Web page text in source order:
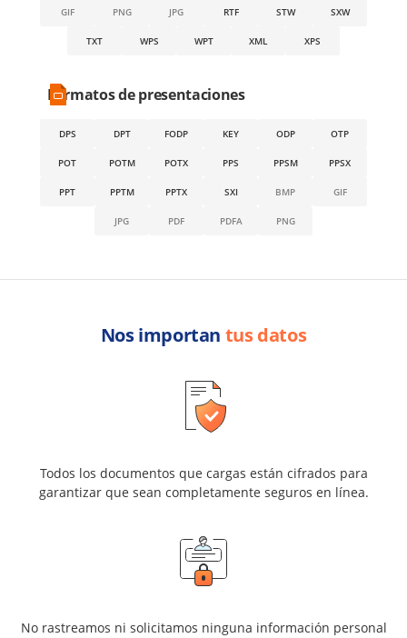
GIF PNG JPG RTF STW SXW
TXT WPS WPT XML XPS
Formatos de presentaciones
DPS DPT FODP KEY ODP OTP
POT POTM POTX PPS PPSM PPSX
PPT PPTM PPTX SXI BMP GIF
JPG PDF PDFA PNG
Nos importan tus datos
Todos los documentos que cargas están cifrados para
garantizar que sean completamente seguros en línea.
No rastreamos ni solicitamos ninguna información personal